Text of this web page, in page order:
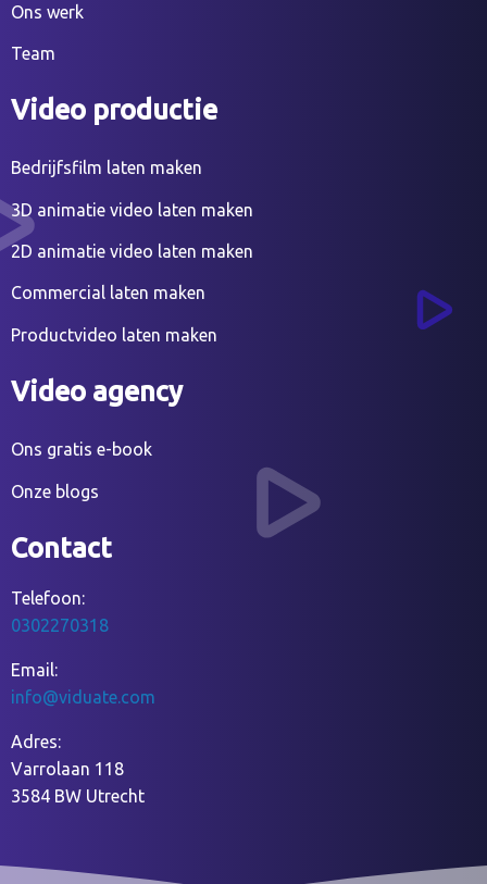
Ons werk
Team
Video productie
Bedrijfsfilm laten maken
3D animatie video laten maken
2D animatie video laten maken
Commercial laten maken
Productvideo laten maken
Video agency
Ons gratis e-book
Onze blogs
Contact
Telefoon:
0302270318
Email:
info@viduate.com
Adres:
Varrolaan 118
3584 BW Utrecht